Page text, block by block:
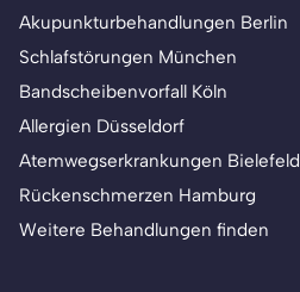
Akupunkturbehandlungen Berlin
Schlafstörungen München
Bandscheibenvorfall Köln
Allergien Düsseldorf
Atemwegserkrankungen Bielefeld
Rückenschmerzen Hamburg
Weitere Behandlungen finden